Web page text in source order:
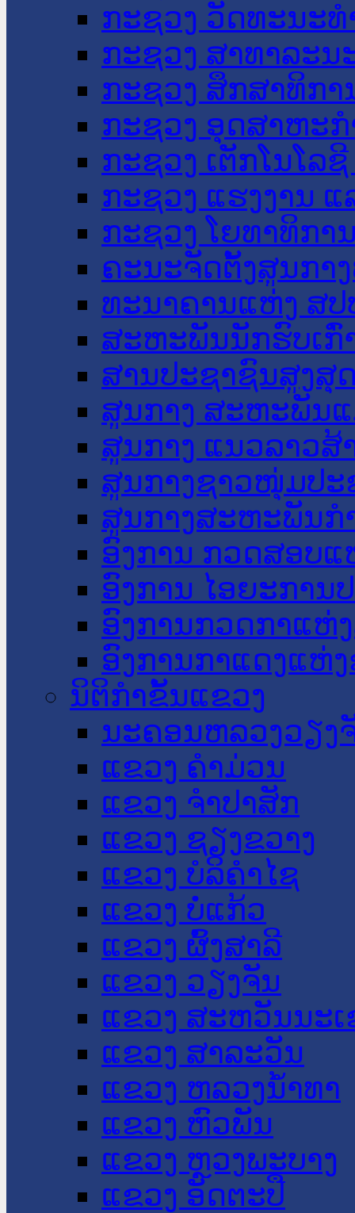
ກະຊວງ ວັດທະນະ
ກະຊວງ ສາທາລະນ
ກະຊວງ ສຶກສາທິກາ
ກະຊວງ ອຸດສາຫະ
ກະຊວງ ເຕັກໂນໂລ
ກະຊວງ ແຮງງານ
ກະຊວງ ໂຍທາທິກາ
ຄະນະຈັດຕັ້ງສູນກາ
ທະນາຄານແຫ່ງ ສປ
ສະຫະພັນນັກຮົບເກົ່
ສານປະຊາຊົນສູງສຸ
ສູນກາງ ສະຫະພັນ
ສູນກາງ ແນວລາວສ້
ສູນກາງຊາວໜຸ່ມປະ
ສູນກາງສະຫະພັນກ
ອົງການ ກວດສອບແ
ອົງການ ໄອຍະການ
ອົງການກວດກາແຫ່
ອົງການກາແດງແຫ່
ນິຕິກໍາຂັ້ນແຂວງ
ນະ​ຄອນ​ຫລວງວຽງ
ແຂວງ ຄໍາມ່ວນ
ແຂວງ ຈໍາປາສັກ
ແຂວງ ຊຽງຂວາງ
ແຂວງ ບໍລິຄໍາໄຊ
ແຂວງ ບໍ່ແກ້ວ
ແຂວງ ຜົ້ງສາລີ
ແຂວງ ວຽງຈັນ
ແຂວງ ສະຫວັນນະ
ແຂວງ ສາລະວັນ
ແຂວງ ຫລວງນໍ້າທາ
ແຂວງ ຫົວພັນ
ແຂວງ ຫຼວງພະບາງ
ແຂວງ ອັດຕະປື